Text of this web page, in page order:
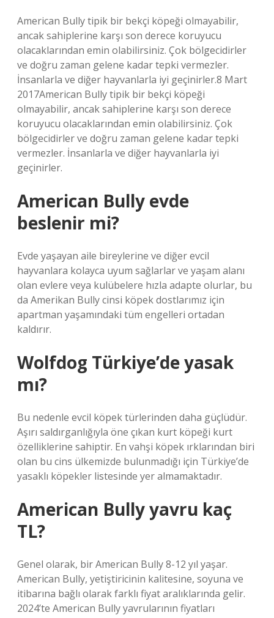
American Bully tipik bir bekçi köpeği olmayabilir,
ancak sahiplerine karşı son derece koruyucu
olacaklarından emin olabilirsiniz. Çok bölgecidirler
ve doğru zaman gelene kadar tepki vermezler.
İnsanlarla ve diğer hayvanlarla iyi geçinirler.8 Mart
2017American Bully tipik bir bekçi köpeği
olmayabilir, ancak sahiplerine karşı son derece
koruyucu olacaklarından emin olabilirsiniz. Çok
bölgecidirler ve doğru zaman gelene kadar tepki
vermezler. İnsanlarla ve diğer hayvanlarla iyi
geçinirler.
American Bully evde
beslenir mi?
Evde yaşayan aile bireylerine ve diğer evcil
hayvanlara kolayca uyum sağlarlar ve yaşam alanı
olan evlere veya kulübelere hızla adapte olurlar, bu
da Amerikan Bully cinsi köpek dostlarımız için
apartman yaşamındaki tüm engelleri ortadan
kaldırır.
Wolfdog Türkiye’de yasak
mı?
Bu nedenle evcil köpek türlerinden daha güçlüdür.
Aşırı saldırganlığıyla öne çıkan kurt köpeği kurt
özelliklerine sahiptir. En vahşi köpek ırklarından biri
olan bu cins ülkemizde bulunmadığı için Türkiye’de
yasaklı köpekler listesinde yer almamaktadır.
American Bully yavru kaç
TL?
Genel olarak, bir American Bully 8-12 yıl yaşar.
American Bully, yetiştiricinin kalitesine, soyuna ve
itibarına bağlı olarak farklı fiyat aralıklarında gelir.
2024’te American Bully yavrularının fiyatları